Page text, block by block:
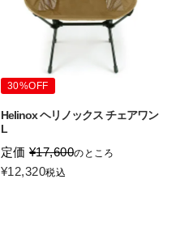
30%OFF
Helinox ヘリノックス チェアワン
L
定価 ¥17,600のところ
¥12,320税込